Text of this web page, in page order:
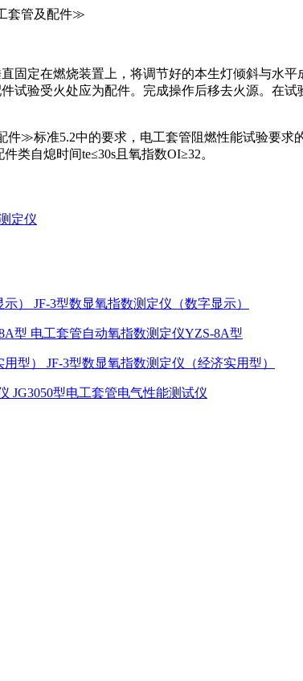
套管及配件≫
固定在燃烧装置上，将调节好的本生灯倾斜与水
试验受火处应为配件。完成操作后移去火源。在
≫标准5.2中的要求，电工套管阻燃性能试验要求
类自熄时间te≤30s且氧指数OI≥32。
定仪
JF-3型数显氧指数测定仪（数字显示）
电工套管自动氧指数测定仪YZS-8A型
JF-3型数显氧指数测定仪（经济实用型）
JG3050型电工套管电气性能测试仪